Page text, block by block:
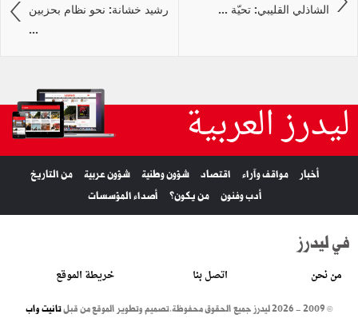
رشيد خشانة: نحو نظام بحزبين
...
الشاذلي القليبي: تحيّة ...
ليدرز العربية
أخبار مواقف وآراء اقتصاد شؤون وطنية شؤون عربية
من التاريخ
أدب وفنون
من يكون؟ أصداء المؤسسات
في ليدرز
من نحن اتصل بنا خريطة الموقع
© 2009 - 2026 ليدرز جميع الحقوق محفوظة. تصميم وتطوير الموقع من قبلتانيت واب